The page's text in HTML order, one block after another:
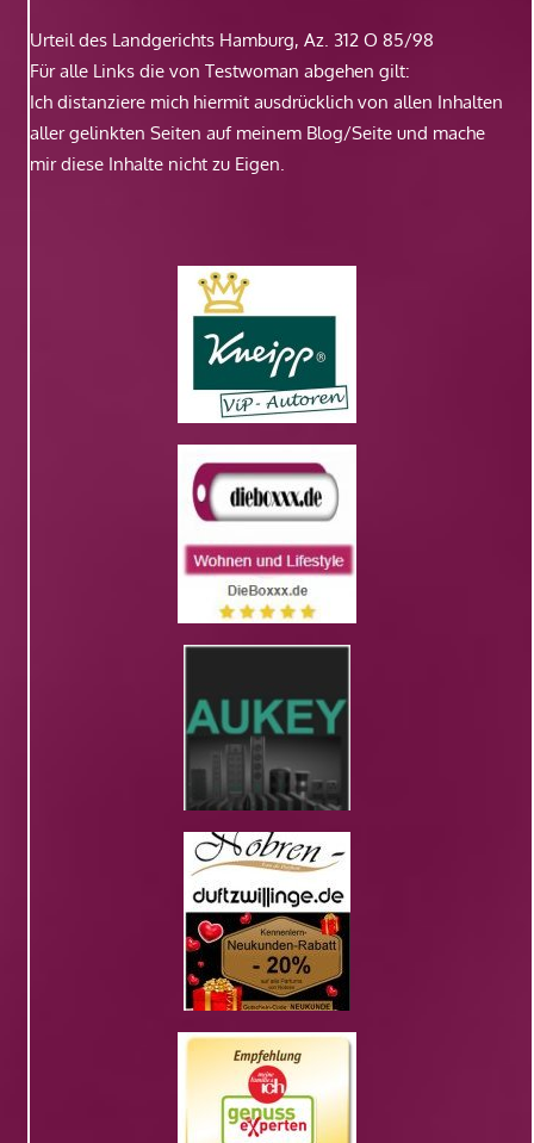
Urteil des Landgerichts Hamburg, Az. 312 O 85/98
Für alle Links die von Testwoman abgehen gilt:
Ich distanziere mich hiermit ausdrücklich von allen Inhalten
aller gelinkten Seiten auf meinem Blog/Seite und mache
mir diese Inhalte nicht zu Eigen.